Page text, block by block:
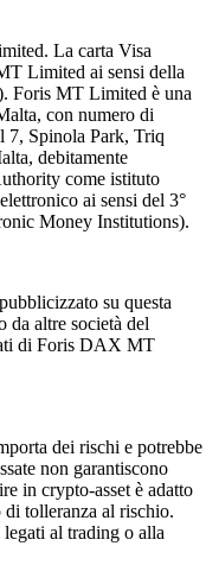
La carta Visa
Limited ai sensi della
Foris MT Limited è una
con numero di
7, Spinola Park, Triq
debitamente
come istituto
ai sensi del 3°
Money Institutions).
su questa
da altre società del
di Foris DAX MT
dei rischi e potrebbe
non garantiscono
in crypto-asset è adatto
tolleranza al rischio.
al trading o alla